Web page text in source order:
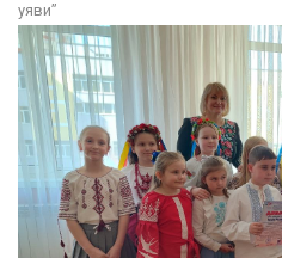
уяви”